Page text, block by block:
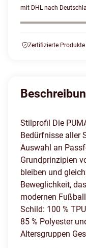
mit DHL nach
Zertifizierte Produkte
Stilprofil Die
Bedürfnisse aller
Auswahl an
Grundprinzipien
bleiben und
Beweglichkeit,
modernen
Schild: 100 %
85 % Polyester
Altersgruppen